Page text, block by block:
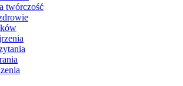
twórczość